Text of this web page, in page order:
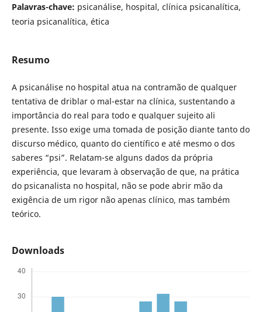
Palavras-chave: psicanálise, hospital, clínica psicanalítica,
teoria psicanalítica, ética
Resumo
A psicanálise no hospital atua na contramão de qualquer
tentativa de driblar o mal-estar na clínica, sustentando a
importância do real para todo e qualquer sujeito ali
presente. Isso exige uma tomada de posição diante tanto do
discurso médico, quanto do científico e até mesmo o dos
saberes “psi”. Relatam-se alguns dados da própria
experiência, que levaram à observação de que, na prática
do psicanalista no hospital, não se pode abrir mão da
exigência de um rigor não apenas clínico, mas também
teórico.
Downloads